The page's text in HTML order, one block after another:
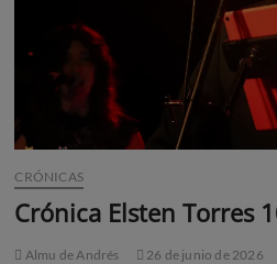
CRÓNICAS
Crónica Elsten Torres
Almu de Andrés
26 de junio de 2026